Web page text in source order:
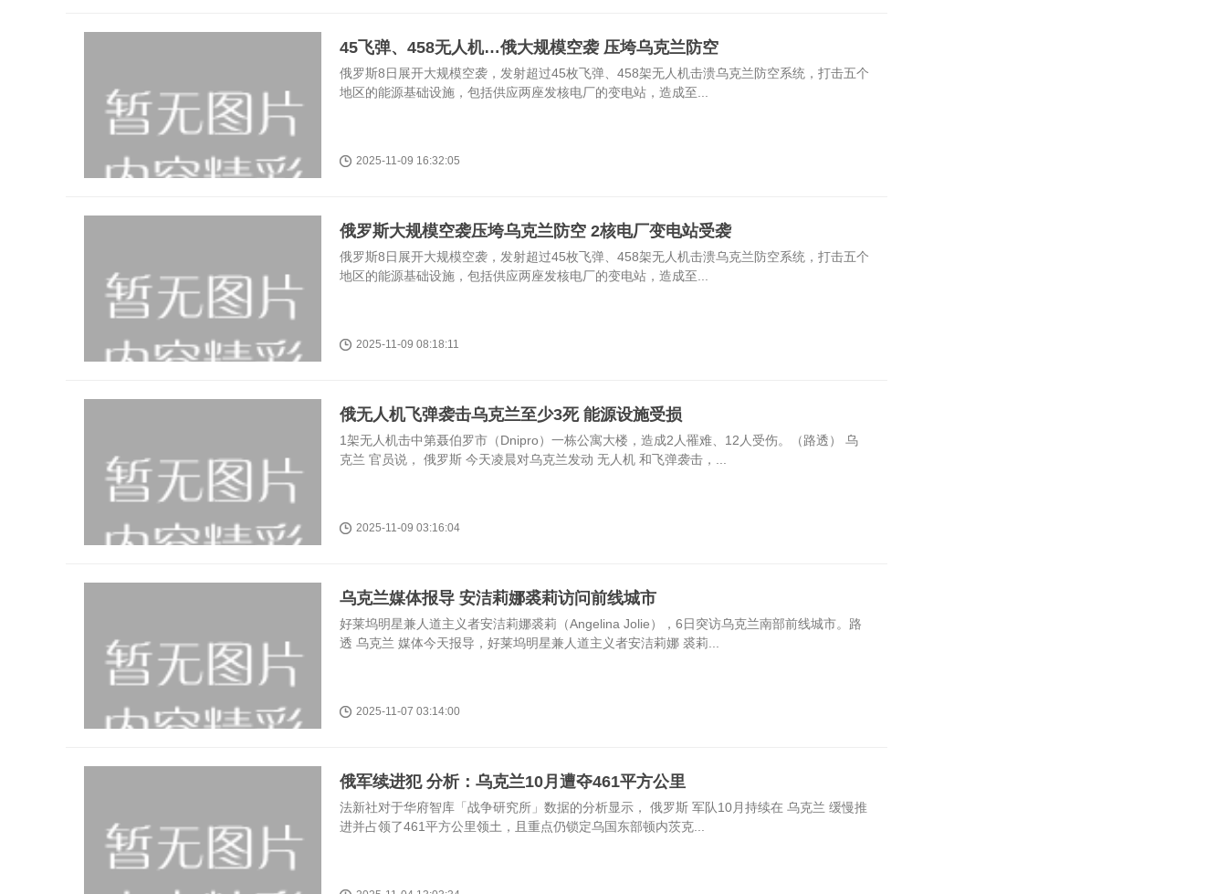
45飞弹、458无人机…俄大规模空袭 压垮乌克兰防空
俄罗斯8日展开大规模空袭，发射超过45枚飞弹、458架无人机击溃乌克兰防空系统，打击五个
地区的能源基础设施，包括供应两座发核电厂的变电站，造成至...
2025-11-09 16:32:05
俄罗斯大规模空袭压垮乌克兰防空 2核电厂变电站受袭
俄罗斯8日展开大规模空袭，发射超过45枚飞弹、458架无人机击溃乌克兰防空系统，打击五个
地区的能源基础设施，包括供应两座发核电厂的变电站，造成至...
2025-11-09 08:18:11
俄无人机飞弹袭击乌克兰至少3死 能源设施受损
1架无人机击中第聂伯罗市（Dnipro）一栋公寓大楼，造成2人罹难、12人受伤。（路透） 乌
克兰 官员说， 俄罗斯 今天凌晨对乌克兰发动 无人机 和飞弹袭击，...
2025-11-09 03:16:04
乌克兰媒体报导 安洁莉娜裘莉访问前线城市
好莱坞明星兼人道主义者安洁莉娜裘莉（Angelina Jolie），6日突访乌克兰南部前线城市。路
透 乌克兰 媒体今天报导，好莱坞明星兼人道主义者安洁莉娜 裘莉...
2025-11-07 03:14:00
俄军续进犯 分析：乌克兰10月遭夺461平方公里
法新社对于华府智库「战争研究所」数据的分析显示， 俄罗斯 军队10月持续在 乌克兰 缓慢推
进并占领了461平方公里领土，且重点仍锁定乌国东部顿内茨克...